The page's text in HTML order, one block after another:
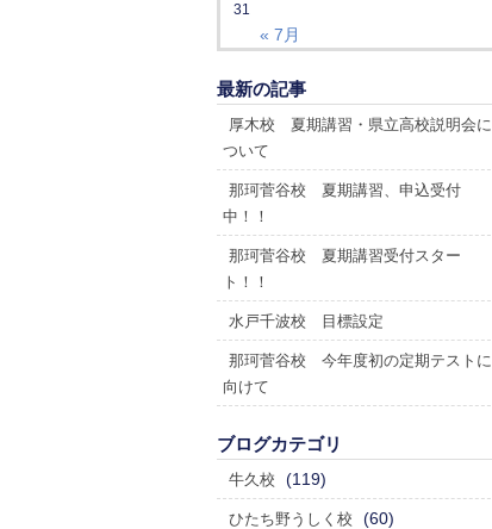
« 7月
31
最新の記事
厚木校 夏期講習・県立高校説明会に
ついて
那珂菅谷校 夏期講習、申込受付
中！！
那珂菅谷校 夏期講習受付スター
ト！！
水戸千波校 目標設定
那珂菅谷校 今年度初の定期テストに
向けて
ブログカテゴリ
牛久校 (119)
ひたち野うしく校 (60)